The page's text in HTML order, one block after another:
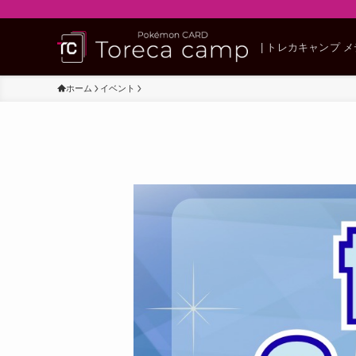
| トレカキャンプ
ホーム イベント